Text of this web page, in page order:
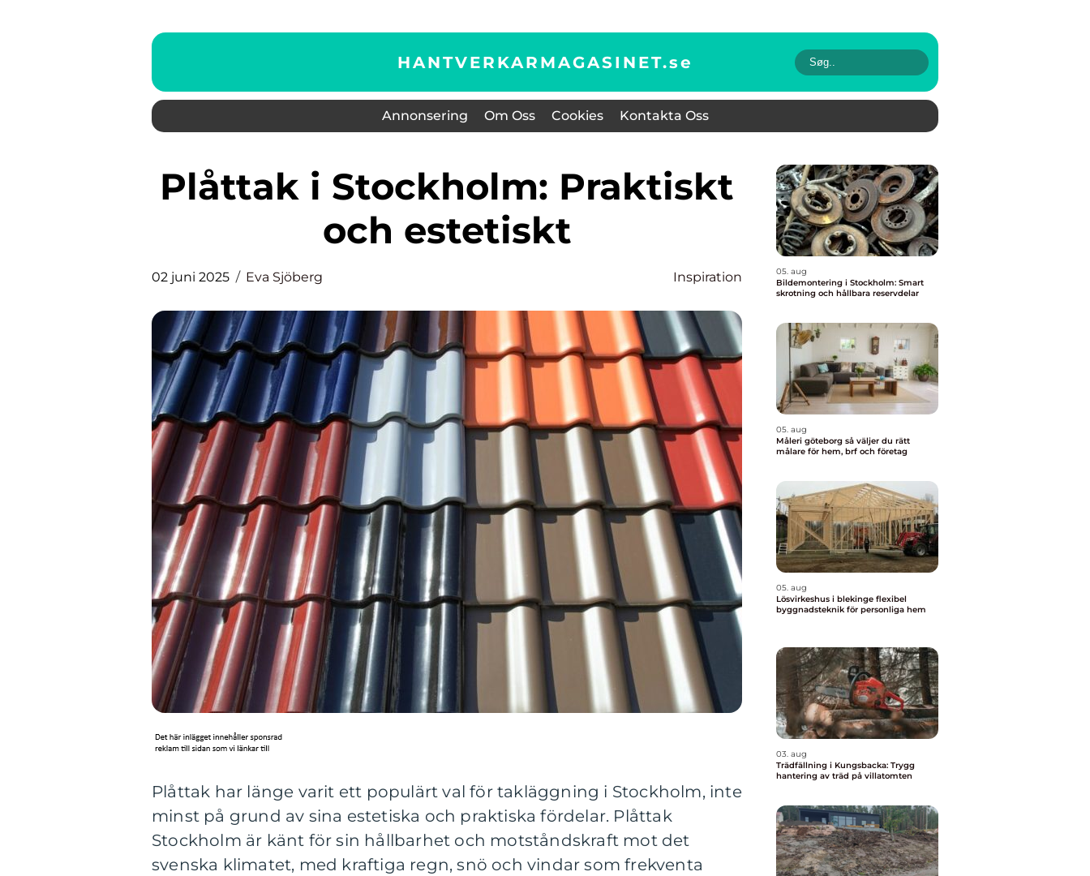
HANTVERKARMAGASINET.se
Annonsering Om Oss Cookies Kontakta Oss
Plåttak i Stockholm: Praktiskt
och estetiskt
02 juni 2025 Eva Sjöberg Inspiration
Plåttak har länge varit ett populärt val för takläggning i Stockholm, inte
minst på grund av sina estetiska och praktiska fördelar. Plåttak
Stockholm är känt för sin hållbarhet och motståndskraft mot det
svenska klimatet, med kraftiga regn, snö och vindar som frekventa
05. aug
Bildemontering i Stockholm: Smart
skrotning och hållbara reservdelar
05. aug
Måleri göteborg så väljer du rätt
målare för hem, brf och företag
05. aug
Lösvirkeshus i blekinge flexibel
byggnadsteknik för personliga hem
03. aug
Trädfällning i Kungsbacka: Trygg
hantering av träd på villatomten